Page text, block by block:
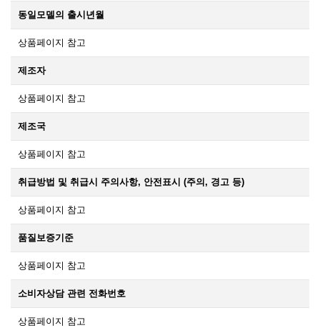
동일모델의 출시년월
상품페이지 참고
제조자
상품페이지 참고
제조국
상품페이지 참고
취급방법 및 취급시 주의사항, 안전표시 (주의, 경고 등)
상품페이지 참고
품질보증기준
상품페이지 참고
소비자상담 관련 전화번호
상품페이지 참고